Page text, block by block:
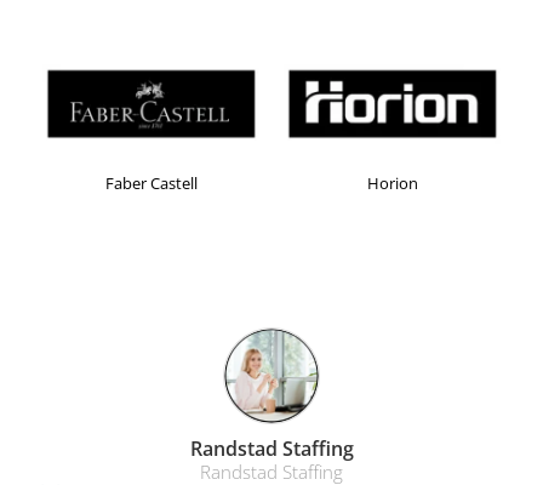
Faber Castell Horion
Randstad Staffing
Randstad Staffing